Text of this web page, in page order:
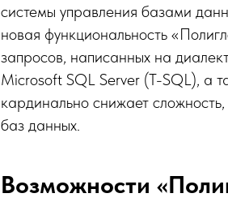
системы управления базами
новая функциональность
запросов, написанных на
Microsoft SQL Server (T-SQL), а
кардинально снижает
баз данных.
Возможности